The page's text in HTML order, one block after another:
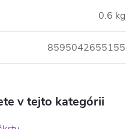
0.6 kg
8595042655155
v tejto kategórii